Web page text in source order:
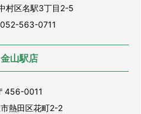
村区名駅3丁目2-5
563-0711
金山駅店
456-0011
熱田区花町2-2